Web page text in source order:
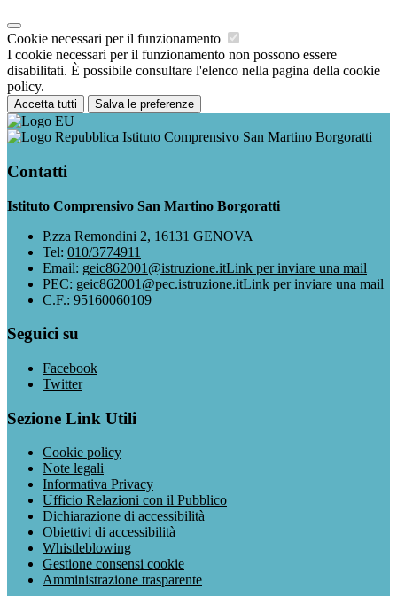
Cookie necessari per il funzionamento
I cookie necessari per il funzionamento non possono essere
disabilitati. È possibile consultare l'elenco nella pagina della cookie
policy.
Accetta tutti Salva le preferenze
Istituto Comprensivo San Martino Borgoratti
Contatti
Istituto Comprensivo San Martino Borgoratti
P.zza Remondini 2, 16131 GENOVA
Tel: 010/3774911
Email: geic862001@istruzione.itLink per inviare una mail
PEC: geic862001@pec.istruzione.itLink per inviare una mail
C.F.: 95160060109
Seguici su
Facebook
Twitter
Sezione Link Utili
Cookie policy
Note legali
Informativa Privacy
Ufficio Relazioni con il Pubblico
Dichiarazione di accessibilità
Obiettivi di accessibilità
Whistleblowing
Gestione consensi cookie
Amministrazione trasparente